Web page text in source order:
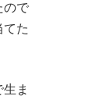
ので
た
ま